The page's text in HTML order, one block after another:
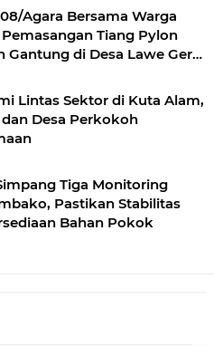
Agara Bersama Warga
Tiang Pylon
Gantung di Desa Lawe Ger-
Lintas Sektor di Kuta Alam,
Desa Perkokoh
Tiga Monitoring
Pastikan Stabilitas
Bahan Pokok